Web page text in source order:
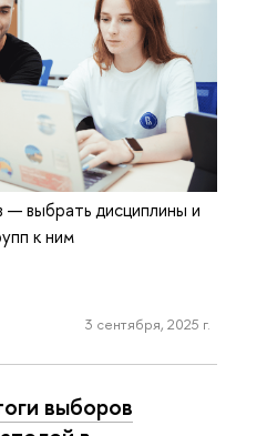
— выбрать дисциплины и
к ним
3 сентября, 2025 г.
выборов